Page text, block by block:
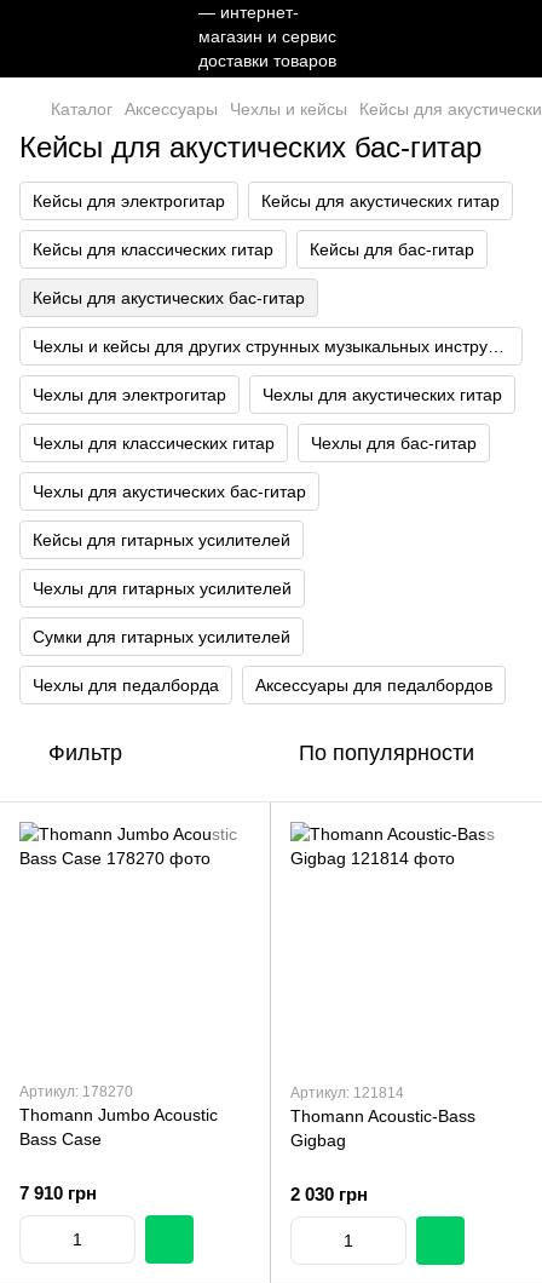
Каталог Аксессуары Чехлы и кейсы Кейсы для
Кейсы для акустических бас-гитар
Кейсы для электрогитар Кейсы для акустических гитар
Кейсы для классических гитар Кейсы для бас-гитар
Кейсы для акустических бас-гитар
Чехлы для электрогитар Чехлы для акустических гитар
Чехлы для классических гитар Чехлы для бас-гитар
Чехлы для акустических бас-гитар
Кейсы для гитарных усилителей
Чехлы для гитарных усилителей
Сумки для гитарных усилителей
Чехлы для педалборда Аксессуары для педалбордов
Фильтр По популярности
Артикул: 178270
Thomann Jumbo Acoustic
Bass Case
7 910 грн
Артикул: 121814
Thomann Acoustic-Bass
Gigbag
2 030 грн